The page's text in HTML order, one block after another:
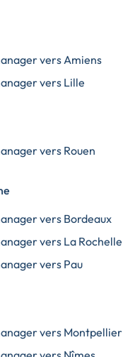
vers Amiens
vers Lille
vers Rouen
vers Bordeaux
vers La Rochelle
vers Pau
vers Montpellier